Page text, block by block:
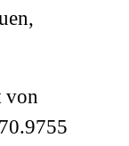
von